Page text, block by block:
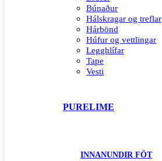
Búnaður
Hálskragar og treflar
Hárbönd
Húfur og vettlingar
Legghlífar
Tape
Vesti
PURELIME
INNANUNDIR FÖT